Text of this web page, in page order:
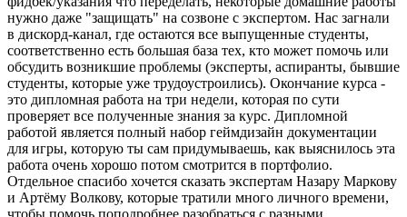
нужно даже "защищать" на созвоне с экспертом. Нас загнали
в дискорд-канал, где остаются все выпущенные студенты,
соответственно есть большая база тех, кто может помочь или
обсудить возникшие проблемы (эксперты, аспиранты, бывшие
студенты, которые уже трудоустроились). Окончание курса -
это дипломная работа на три недели, которая по сути
проверяет все полученные знания за курс. Дипломной
работой является полный набор геймдизайн документации
для игры, которую ты сам придумываешь, как выяснилось эта
работа очень хорошо потом смотрится в портфолио.
Отдельное спасибо хочется сказать экспертам Назару Маркову
и Артёму Волкову, которые тратили много личного времени,